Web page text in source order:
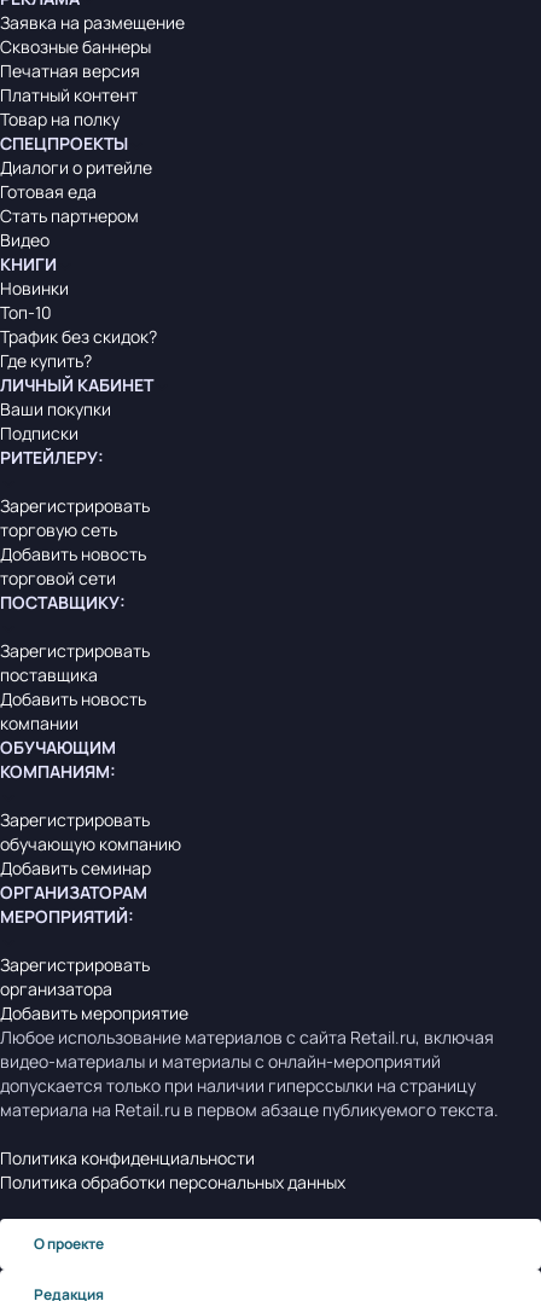
Заявка на размещение
Сквозные баннеры
Печатная версия
Платный контент
Товар на полку
СПЕЦПРОЕКТЫ
Диалоги о ритейле
Готовая еда
Стать партнером
Видео
КНИГИ
Новинки
Топ-10
Трафик без скидок?
Где купить?
ЛИЧНЫЙ КАБИНЕТ
Ваши покупки
Подписки
РИТЕЙЛЕРУ:
Зарегистрировать
торговую сеть
Добавить новость
торговой сети
ПОСТАВЩИКУ:
Зарегистрировать
поставщика
Добавить новость
компании
ОБУЧАЮЩИМ
КОМПАНИЯМ:
Зарегистрировать
обучающую компанию
Добавить семинар
ОРГАНИЗАТОРАМ
МЕРОПРИЯТИЙ:
Зарегистрировать
организатора
Добавить мероприятие
Любое использование материалов с сайта Retail.ru, включая
видео-материалы и материалы с онлайн-мероприятий
допускается только при наличии гиперссылки на страницу
материала на Retail.ru в первом абзаце публикуемого текста.
Политика конфиденциальности
Политика обработки персональных данных
О проекте
Редакция